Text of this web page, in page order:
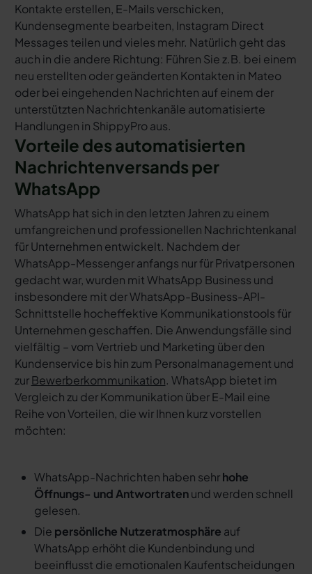
Kontakte erstellen, E-Mails verschicken,
Kundensegmente bearbeiten, Instagram Direct
Messages teilen und vieles mehr. Natürlich geht das
auch in die andere Richtung: Führen Sie z.B. bei einem
neu erstellten oder geänderten Kontakten in Mateo
oder bei eingehenden Nachrichten auf einem der
unterstützten Nachrichtenkanäle automatisierte
Handlungen in ShippyPro aus.
Vorteile des automatisierten
Nachrichtenversands per
WhatsApp
WhatsApp hat sich in den letzten Jahren zu einem
umfangreichen und professionellen Nachrichtenkanal
für Unternehmen entwickelt. Nachdem der
WhatsApp-Messenger anfangs nur für Privatpersonen
gedacht war, wurden mit WhatsApp Business und
insbesondere mit der WhatsApp-Business-API-
Schnittstelle hocheffektive Kommunikationstools für
Unternehmen geschaffen. Die Anwendungsfälle sind
vielfältig – vom Vertrieb und Marketing über den
Kundenservice bis hin zum Personalmanagement und
zurBewerberkommunikation. WhatsApp bietet im
Vergleich zu der Kommunikation über E-Mail eine
Reihe von Vorteilen, die wir Ihnen kurz vorstellen
möchten:
WhatsApp-Nachrichten haben sehrhohe
Öffnungs- und Antwortratenund werden schnell
gelesen.
Die persönliche Nutzeratmosphäre auf
WhatsApp erhöht die Kundenbindung und
beeinflusst die emotionalen Kaufentscheidungen